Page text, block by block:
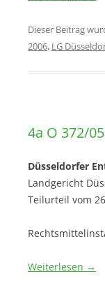
Dieser Beitrag
2006, LG
4a O 372/
Düsseldorfer
Landgericht
Teilurteil vom
Weiterlesen →